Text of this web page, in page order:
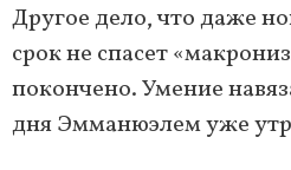
Другое дело, что даже
срок не спасет
покончено. Умение
дня Эмманюэлем уже